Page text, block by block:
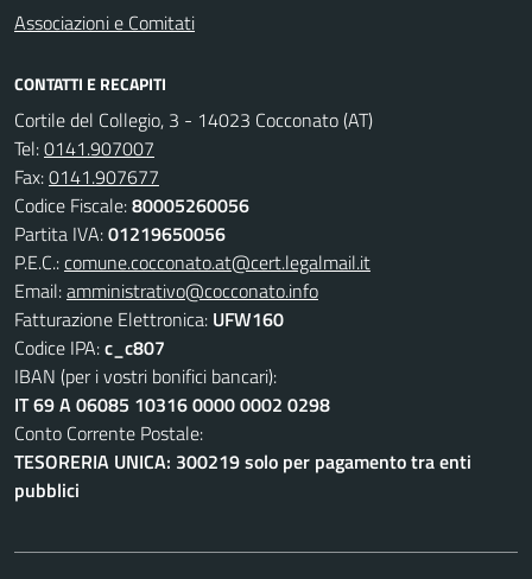
Associazioni e Comitati
CONTATTI E RECAPITI
Cortile del Collegio, 3 - 14023 Cocconato (AT)
Tel:0141.907007
Fax:0141.907677
Codice Fiscale:80005260056
Partita IVA:01219650056
P.E.C.:comune.cocconato.at@cert.legalmail.it
Email:amministrativo@cocconato.info
Fatturazione Elettronica: UFW160
Codice IPA:c_c807
IBAN (per i vostri bonifici bancari):
IT 69 A 06085 10316 0000 0002 0298
Conto Corrente Postale:
TESORERIA UNICA: 300219 solo per pagamento tra enti
pubblici